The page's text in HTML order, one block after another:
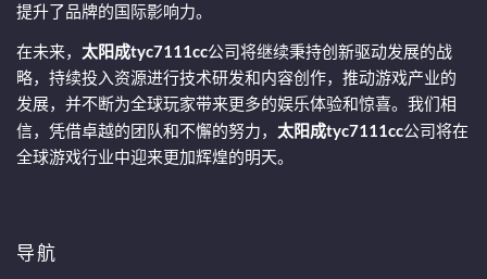
提升了品牌的国际影响力。
在未来， 太阳成tyc7111cc公司将继续秉持创新驱动发展的战
略，持续投入资源进行技术研发和内容创作，推动游戏产业的
发展，并不断为全球玩家带来更多的娱乐体验和惊喜。我们相
信，凭借卓越的团队和不懈的努力， 太阳成tyc7111cc公司将在
全球游戏行业中迎来更加辉煌的明天。
导航